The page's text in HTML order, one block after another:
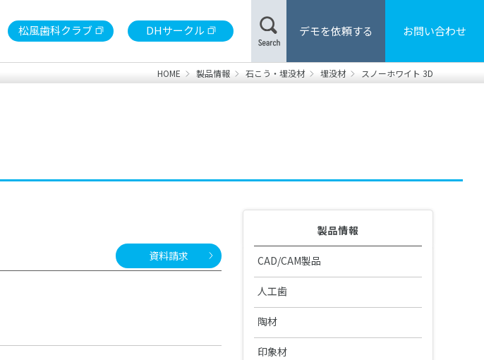
SDS 安全データシート
製品カタログ・取扱説明書の検索
松風歯科クラブ DHサークル デモを依頼する お問い合わせ
製品カタログ・取扱説明書の検索
HOME 製品情報 石こう・埋没材 埋没材 スノーホワイト 3D
資料請求
製品情報
CAD/CAM製品
CAD/CAM機器
GO2Dental
CAD/CAM材料
ジルコニアZRシリーズ
3Dプリンターシステム
人工歯
硬質レジン歯
エンデュラ（前歯/臼歯）
レジン歯
陶材
オールセラミックス陶材
印象材